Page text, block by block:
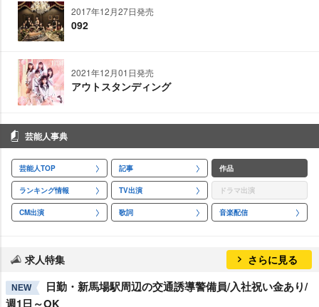
2017年12月27日発売
092
2021年12月01日発売
アウトスタンディング
芸能人事典
芸能人TOP 記事 作品
ランキング情報 TV出演 ドラマ出演
CM出演 歌詞 音楽配信
求人特集 さらに見る
NEW
日勤・新馬場駅周辺の交通誘導警備員/入社祝い金あり/
週1日～OK